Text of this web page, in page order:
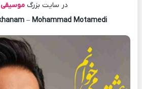
در سایت بزرگ موسیقی
– Mohammad Motamedi